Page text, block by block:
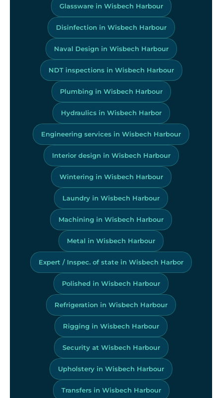
Glassware in Wisbech Harbour
Disinfection in Wisbech Harbour
Naval Design in Wisbech Harbour
NDT inspections in Wisbech Harbour
Plumbing in Wisbech Harbour
Hydraulics in Wisbech Harbor
Engineering services in Wisbech Harbour
Interior design in Wisbech Harbour
Wintering in Wisbech Harbour
Laundry in Wisbech Harbour
Machining in Wisbech Harbour
Metal in Wisbech Harbour
Expert / Inspec. of state in Wisbech Harbor
Polished in Wisbech Harbour
Refrigeration in Wisbech Harbour
Rigging in Wisbech Harbour
Security at Wisbech Harbour
Upholstery in Wisbech Harbour
Transfers in Wisbech Harbour